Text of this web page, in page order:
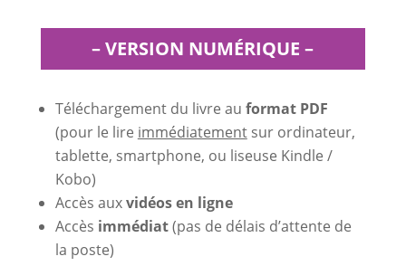
– VERSION NUMÉRIQUE –
Téléchargement du livre au format PDF
(pour le lire immédiatementsur ordinateur,
tablette, smartphone, ou liseuse Kindle /
Kobo)
Accès auxvidéos en ligne
Accès immédiat(pas de délais d’attente de
la poste)